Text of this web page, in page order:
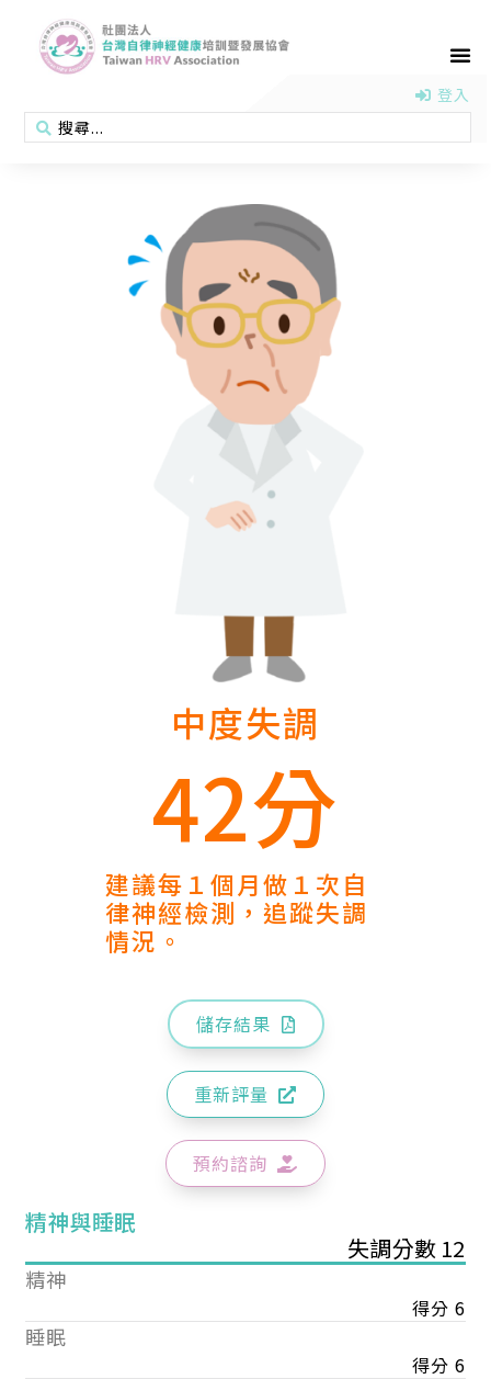
登入
中度失調
42分
建議每１個月做１次自
律神經檢測，追蹤失調
情況。
儲存結果
重新評量
預約諮詢
精神與睡眠
失調分數 12
精神
得分 6
睡眠
得分 6